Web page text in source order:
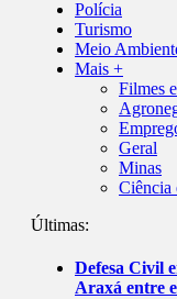
Polícia
Turismo
Meio
Mais +
Filmes
Geral
Minas
Ciência
Últimas:
Defesa Civil
Araxá entre